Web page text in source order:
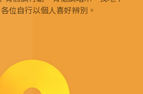
位自行以個人喜好辨別。